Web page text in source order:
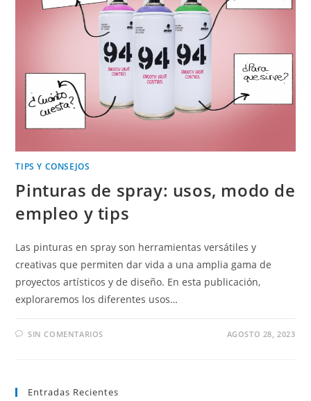
TIPS Y CONSEJOS
Pinturas de spray: usos, modo de
empleo y tips
Las pinturas en spray son herramientas versátiles y
creativas que permiten dar vida a una amplia gama de
proyectos artísticos y de diseño. En esta publicación,
exploraremos los diferentes usos…
SIN COMENTARIOS AGOSTO 28, 2023
Entradas Recientes